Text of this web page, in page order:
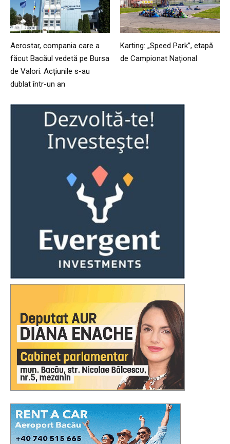
Aerostar, compania care a
făcut Bacăul vedetă pe Bursa
de Valori. Acțiunile s-au
dublat într-un an
Karting: „Speed Park”, etapă
de Campionat Național